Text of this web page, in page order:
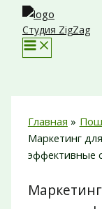
Перейти
содержимому
Студия ZigZag
Главная
Маркетинг
эффективные